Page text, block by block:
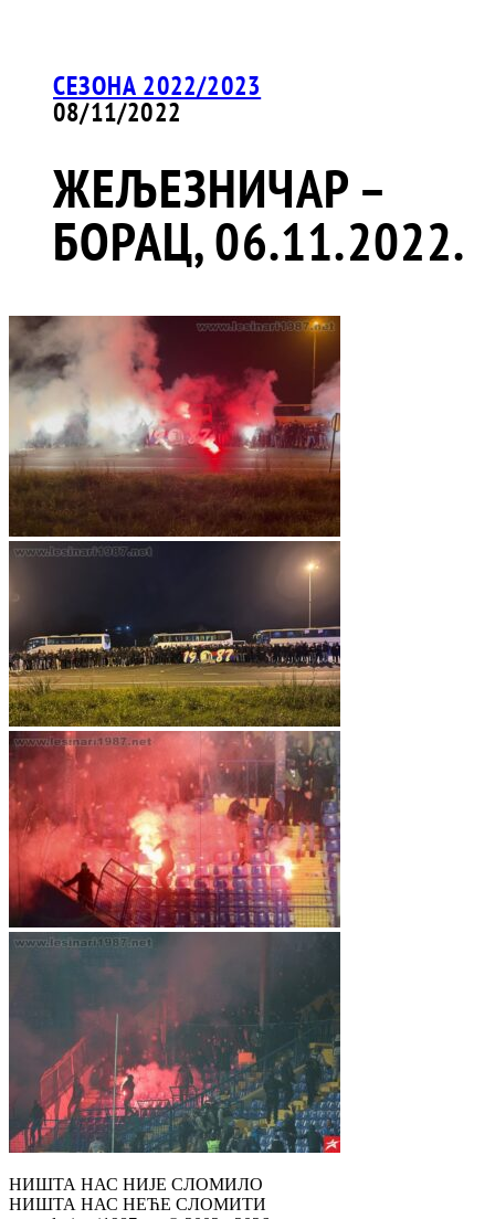
СЕЗОНА 2022/2023
08/11/2022
ЖЕЉЕЗНИЧАР –
БОРАЦ, 06.11.2022.
НИШТА НАС НИЈЕ СЛОМИЛО
НИШТА НАС НЕЋЕ СЛОМИТИ